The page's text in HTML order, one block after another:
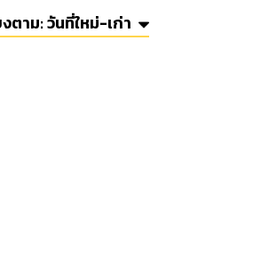
งตาม:วันที่ใหม่-เก่า